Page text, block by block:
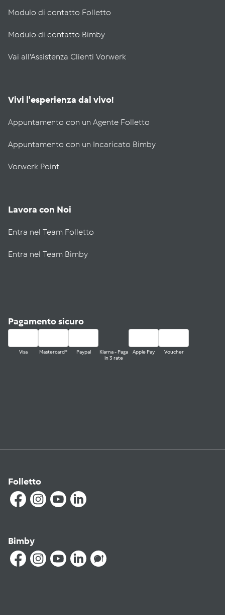
Modulo di contatto Folletto
Modulo di contatto Bimby
Vai all'Assistenza Clienti Vorwerk
Vivi l'esperienza dal vivo!
Appuntamento con un Agente Folletto
Appuntamento con un Incaricato Bimby
Vorwerk Point
Lavora con Noi
Entra nel Team Folletto
Entra nel Team Bimby
Pagamento sicuro
Visa Mastercard® Paypal
Klarna - Paga
in 3 rate
Apple Pay Voucher
Folletto
Bimby